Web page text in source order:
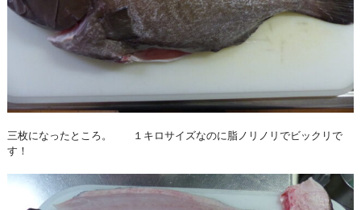
三枚になったところ。 １キロサイズなのに脂ノリノリでビックリで
す！